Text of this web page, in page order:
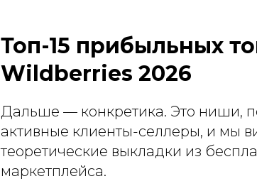
Топ-15 прибыльных
Wildberries 2026
Дальше — конкретика. Это ниши,
активные клиенты-селлеры, и мы
теоретические выкладки из
маркетплейса.